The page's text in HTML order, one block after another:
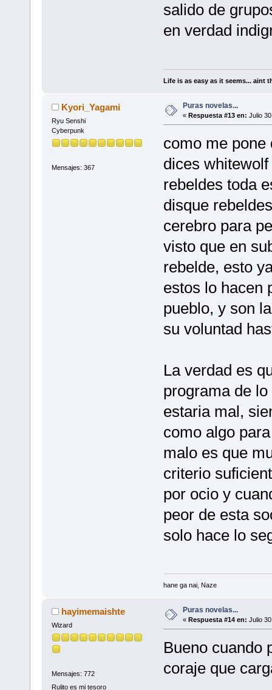
salido de
en verdad
Life is as easy as it seems... aint
Kyori_Yagami
Ryu Senshi
Cyberpunk
Mensajes: 367
Puras novelas...
« Respuesta #13 en: Julio
como me pone
dices
rebeldes toda
disque
cerebro para
visto que en
rebelde, esto
estos lo hacen
pueblo, y son
su voluntad
La verdad es
programa de
estaria mal,
como algo
malo es que
criterio
por ocio y
peor de esta
solo hace lo
hane ga nai, Naze
hayimemaishte
Wizard
Mensajes: 772
Rulito es mi tesoro
Puras novelas...
« Respuesta #14 en: Julio
Bueno cuando
coraje que